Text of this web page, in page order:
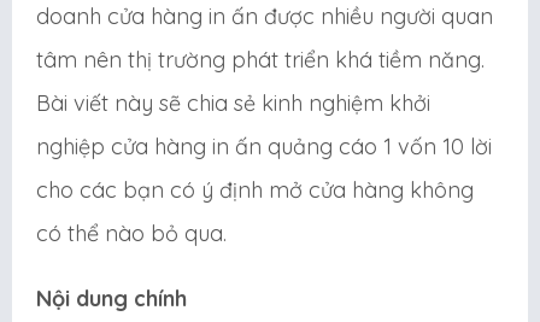
doanh cửa hàng in ấn được nhiều người quan
tâm nên thị trường phát triển khá tiềm năng.
Bài viết này sẽ chia sẻ kinh nghiệm khởi
nghiệp cửa hàng in ấn quảng cáo 1 vốn 10 lời
cho các bạn có ý định mở cửa hàng không
có thể nào bỏ qua.
Nội dung chính